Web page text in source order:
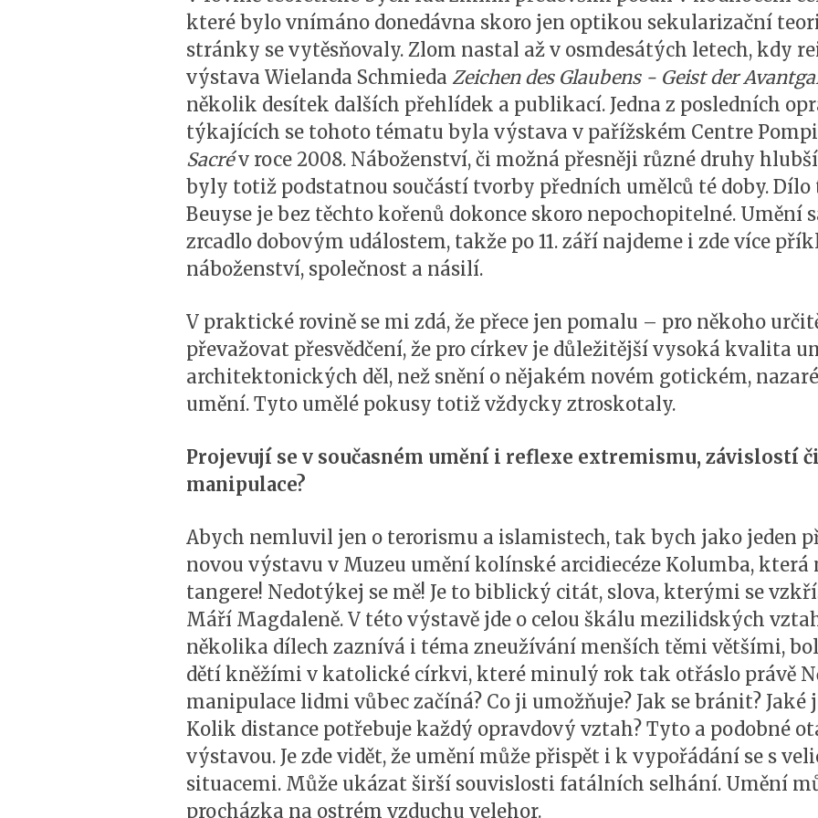
které bylo vnímáno donedávna skoro jen optikou sekularizační
stránky se vytěsňovaly. Zlom nastal až v osmdesátých letech, kdy
výstava Wielanda Schmieda Zeichen des Glaubens - Geist der
několik desítek dalších přehlídek a publikací. Jedna z posledních
týkajících se tohoto tématu byla výstava v pařížském Centre
Sacrév roce 2008. Náboženství, či možná přesněji různé druhy
byly totiž podstatnou součástí tvorby předních umělců té doby. Dílo
Beuyse je bez těchto kořenů dokonce skoro nepochopitelné. Umění
zrcadlo dobovým událostem, takže po 11. září najdeme i zde více
náboženství, společnost a násilí.
V praktické rovině se mi zdá, že přece jen pomalu – pro někoho
převažovat přesvědčení, že pro církev je důležitější vysoká kvalita
architektonických děl, než snění o nějakém novém gotickém,
umění. Tyto umělé pokusy totiž vždycky ztroskotaly.
Projevují se v současném umění i reflexe extremismu, závislostí
manipulace?
Abych nemluvil jen o terorismu a islamistech, tak bych jako jeden
novou výstavu v Muzeu umění kolínské arcidiecéze Kolumba, která
tangere! Nedotýkej se mě! Je to biblický citát, slova, kterými se
Máří Magdaleně. V této výstavě jde o celou škálu mezilidských
několika dílech zaznívá i téma zneužívání menších těmi většími,
dětí kněžími v katolické církvi, které minulý rok tak otřáslo právě
manipulace lidmi vůbec začíná? Co ji umožňuje? Jak se bránit?
Kolik distance potřebuje každý opravdový vztah? Tyto a podobné
výstavou. Je zde vidět, že umění může přispět i k vypořádání se s
situacemi. Může ukázat širší souvislosti fatálních selhání. Umění
procházka na ostrém vzduchu velehor.